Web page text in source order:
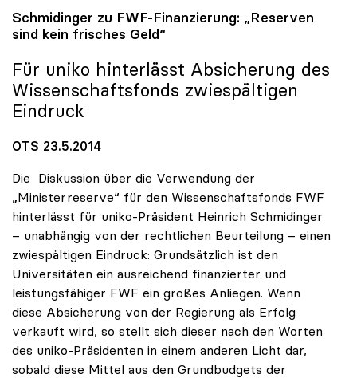
Schmidinger zu FWF-Finanzierung: „Reserven
sind kein frisches Geld“
Für uniko hinterlässt Absicherung des
Wissenschaftsfonds zwiespältigen
Eindruck
OTS 23.5.2014
Die Diskussion über die Verwendung der
„Ministerreserve“ für den Wissenschaftsfonds FWF
hinterlässt für uniko-Präsident Heinrich Schmidinger
– unabhängig von der rechtlichen Beurteilung – einen
zwiespältigen Eindruck: Grundsätzlich ist den
Universitäten ein ausreichend finanzierter und
leistungsfähiger FWF ein großes Anliegen. Wenn
diese Absicherung von der Regierung als Erfolg
verkauft wird, so stellt sich dieser nach den Worten
des uniko-Präsidenten in einem anderen Licht dar,
sobald diese Mittel aus den Grundbudgets der